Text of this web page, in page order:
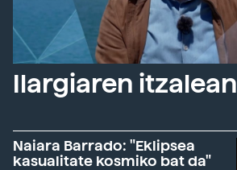
Ilargiaren itzalean
Naiara Barrado: "Eklipsea
kasualitate kosmiko bat da"